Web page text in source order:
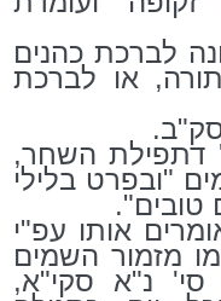
לברכת כהנים
או לברכת
דתפילת השחר,
"ובפרט בלילי
טובים".
אותו עפ"י
מזמור השמים
נ"א סקי"א,